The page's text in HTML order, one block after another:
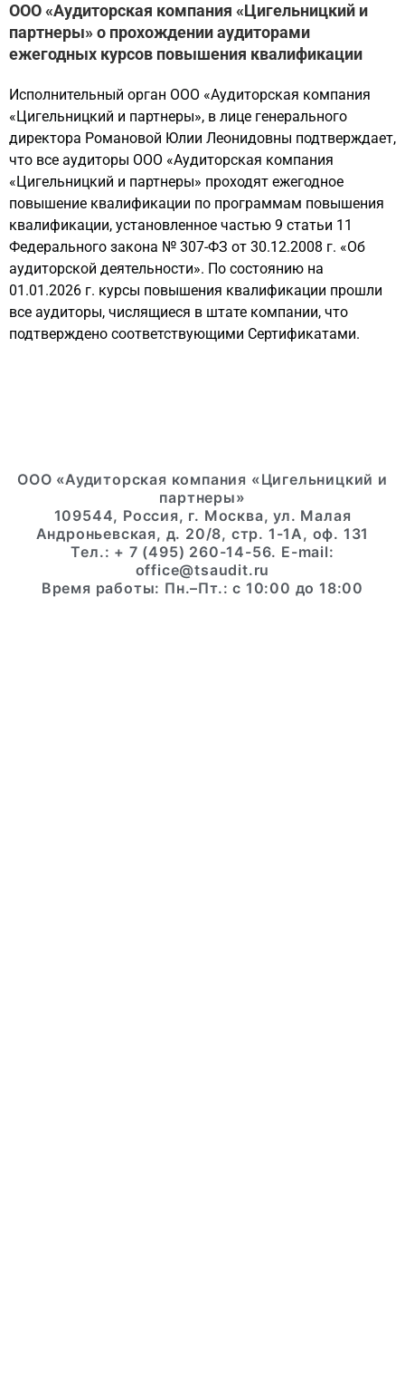
ООО «Аудиторская компания «Цигельницкий и
партнеры» о прохождении аудиторами
ежегодных курсов повышения квалификации
Исполнительный орган ООО «Аудиторская компания
«Цигельницкий и партнеры», в лице генерального
директора Романовой Юлии Леонидовны подтверждает,
что все аудиторы ООО «Аудиторская компания
«Цигельницкий и партнеры» проходят ежегодное
повышение квалификации по программам повышения
квалификации, установленное частью 9 статьи 11
Федерального закона № 307-ФЗ от 30.12.2008 г. «Об
аудиторской деятельности». По состоянию на
01.01.2026 г. курсы повышения квалификации прошли
все аудиторы, числящиеся в штате компании, что
подтверждено соответствующими Сертификатами.
ООО «Аудиторская компания «Цигельницкий и
партнеры»
109544, Россия, г. Москва, ул. Малая
Андроньевская, д. 20/8, стр. 1-1А, оф. 131
Тел.: + 7 (495) 260-14-56. E-mail:
office@tsaudit.ru
Время работы: Пн.–Пт.: с 10:00 до 18:00